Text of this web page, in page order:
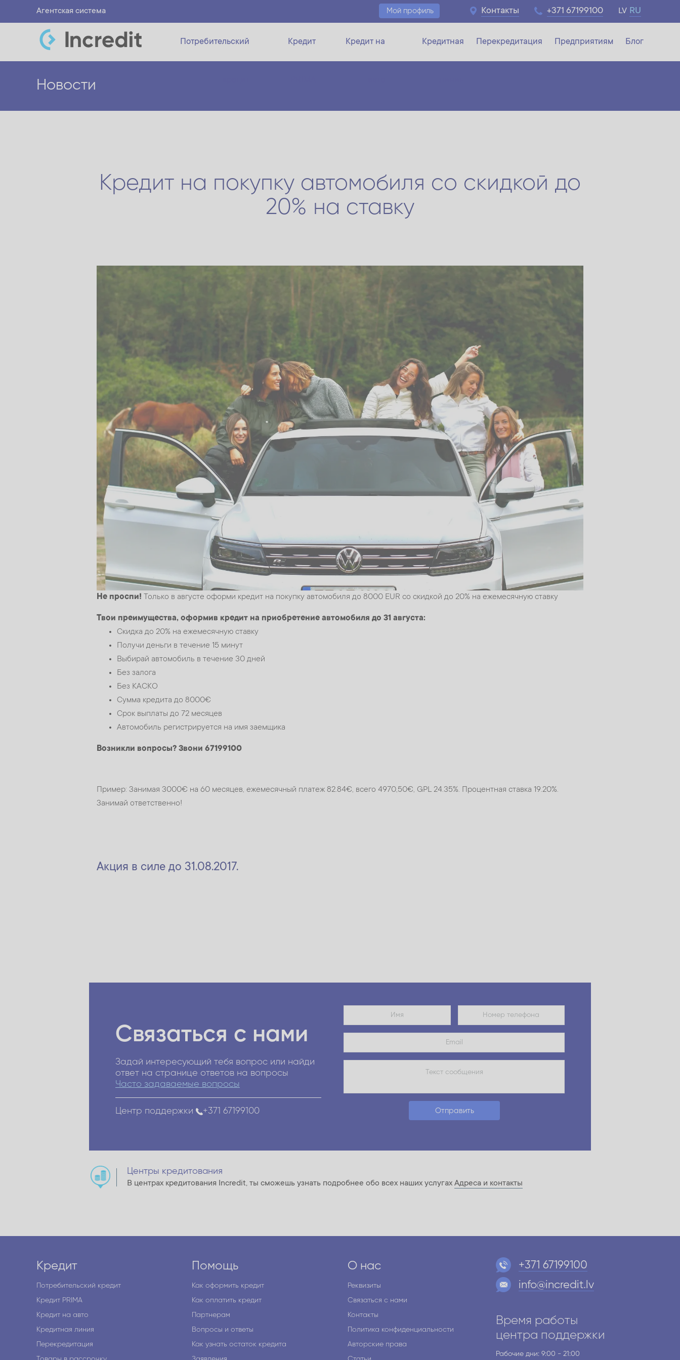
Агентская система Мой профиль Контакты +371 67199100 RU
LV
Потребительский Кредит Кредит на Кредитная Перекредитация Предприятиям Блог
Новости
Кредит на покупку автомобиля со скидкой до
20% на ставку
Не проспи! Только в августе оформи кредит на покупку автомобиля до 8000 EUR со скидкой до 20% на ежемесячную ставку
Твои преимущества, оформив кредит на приобретение автомобиля до 31 августа:
Скидка до 20% на ежемесячную ставку
Получи деньги в течение 15 минут
Выбирай автомобиль в течение 30 дней
Без залога
Без КАСКО
Сумма кредита до 8000€
Срок выплаты до 72 месяцев
Автомобиль регистрируется на имя заемщика
Возникли вопросы? Звони 67199100
Пример: Занимая 3000€ на 60 месяцев, ежемесячный платеж 82.84€, всего 4970,50€, GPL 24.35%. Процентная ставка 19.20%.
Занимай ответственно!
Акция в силе до 31.08.2017.
Связаться с нами
Задай интересующий тебя вопрос или найди
ответ на странице ответов на вопросы
Часто задаваемые вопросы
Центр поддержки +371 67199100 Отправить
Центры кредитования
В центрах кредитования Incredit, ты сможешь узнать подробнее обо всех наших услугах Адреса и контакты
Кредит
Потребительский кредит
Кредит PRIMA
Кредит на авто
Кредитная линия
Перекредитация
Помощь
Как оформить кредит
Как оплатить кредит
Партнерам
Вопросы и ответы
Как узнать остаток кредита
О нас
Реквизиты
Связаться с нами
Контакты
Политика конфиденциальности
Авторские права
+371 67199100
info@incredit.lv
Время работы
центра поддержки
Рабочие дни: 9:00 - 21:00